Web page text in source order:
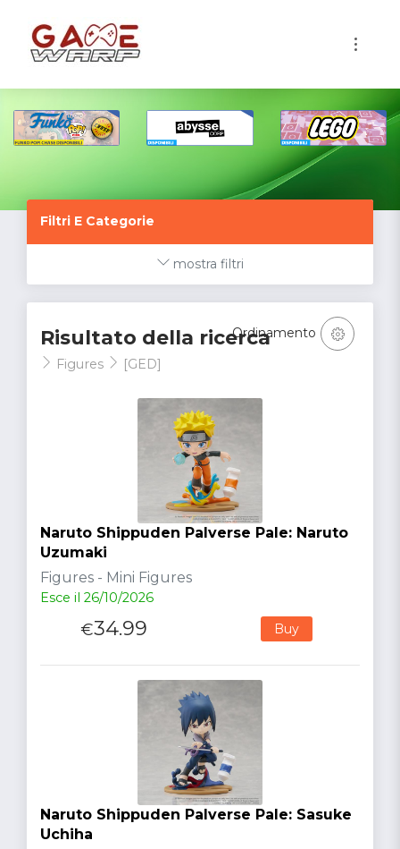
Filtri E Categorie
mostra filtri
Risultato della ricerca
Figures [GED]
Ordinamento
Naruto Shippuden Palverse Pale: Naruto
Uzumaki
Figures - Mini Figures
Esce il 26/10/2026
€34.99 Buy
Naruto Shippuden Palverse Pale: Sasuke
Uchiha